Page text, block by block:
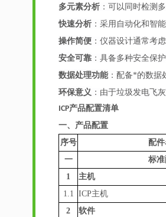
多元素分析 ：可以同时检测
快速分析 ：采用自动化和智
操作简便 ：仪器设计通常考
安全可靠 ：具备多种安全保
数据处理功能 ：配备*的数
环保意义 ：由于垃圾发电飞
ICP产品配置清单
一、产品配置
序号
配
一
标
1
主机
1.1 ICP主机
2
软件